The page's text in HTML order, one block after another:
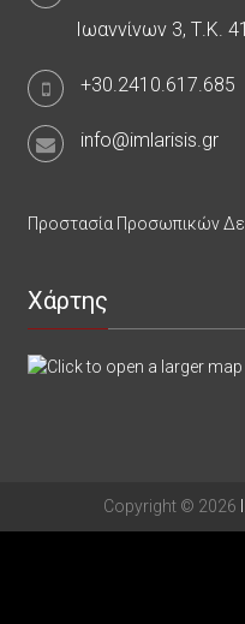
Ιωαννίνων 3, Τ.Κ.
+30.2410.617.685
info@imlarisis.gr
Προστασία Προσωπικών
Χάρτης
Copyright © 2026